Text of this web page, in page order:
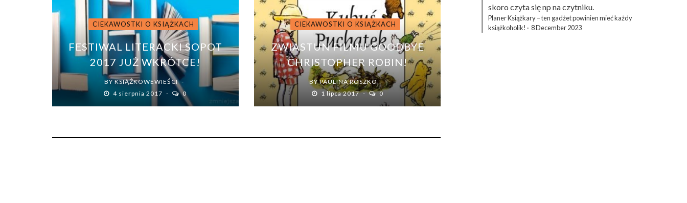
CIEKAWOSTKI O KSIĄŻKACH
FESTIWAL LITERACKI SOPOT
2017 JUŻ WKRÓTCE!
BYKSIĄŻKOWEWIEŚCI
4 sierpnia 2017
0
CIEKAWOSTKI O KSIĄŻKACH
ZWIASTUN FILMU GOODBYE
CHRISTOPHER ROBIN!
BYPAULINA ROSZKO
1 lipca 2017
0
skoro czyta się np na czytniku.
Planer Książkary – ten gadżet powinien mieć każdy
książkoholik! · 8 December 2023